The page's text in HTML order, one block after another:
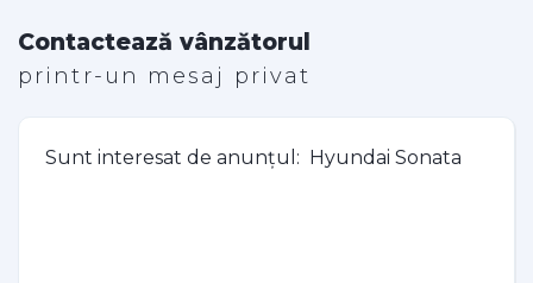
Contactează vânzătorul
printr-un mesaj privat